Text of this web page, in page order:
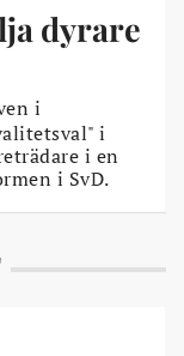
dyrare
i
i
i en
i SvD.